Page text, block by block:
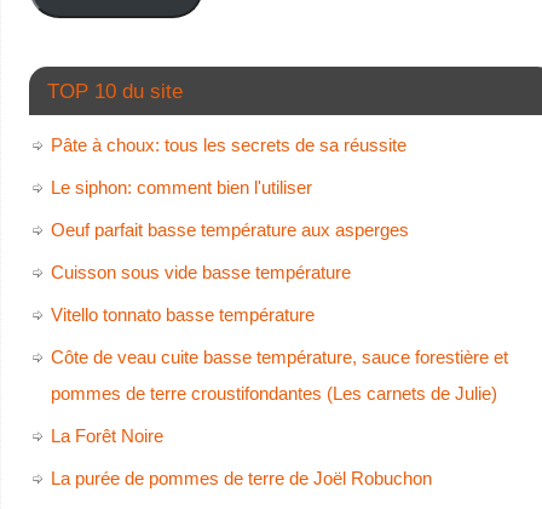
TOP 10 du site
Pâte à choux: tous les secrets de sa réussite
Le siphon: comment bien l'utiliser
Oeuf parfait basse température aux asperges
Cuisson sous vide basse température
Vitello tonnato basse température
Côte de veau cuite basse température, sauce forestière et
pommes de terre croustifondantes (Les carnets de Julie)
La Forêt Noire
La purée de pommes de terre de Joël Robuchon